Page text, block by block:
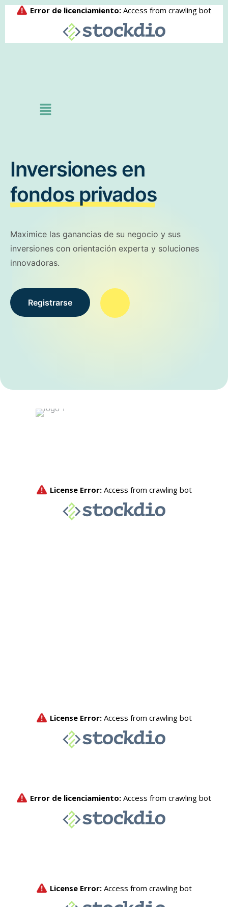
Inversiones en
fondos privados
Maximice las ganancias de su negocio y sus
inversiones con orientación experta y soluciones
innovadoras.
Registrarse